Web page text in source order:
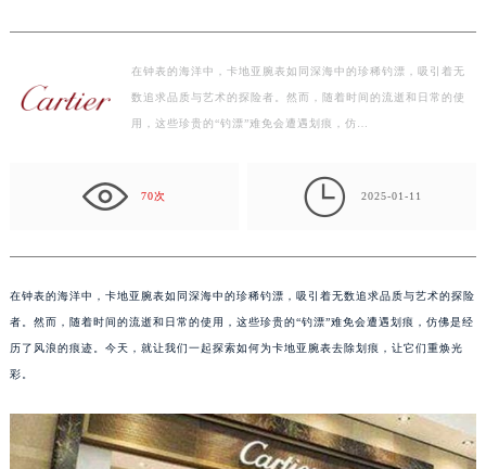
在钟表的海洋中，卡地亚腕表如同深海中的珍稀钓漂，吸引着无
数追求品质与艺术的探险者。然而，随着时间的流逝和日常的使
用，这些珍贵的“钓漂”难免会遭遇划痕，仿…
70次  2025-01-11
在钟表的海洋中，卡地亚腕表如同深海中的珍稀钓漂，吸引着无数追求品质与艺术的探险
者。然而，随着时间的流逝和日常的使用，这些珍贵的“钓漂”难免会遭遇划痕，仿佛是经
历了风浪的痕迹。今天，就让我们一起探索如何为卡地亚腕表去除划痕，让它们重焕光
彩。